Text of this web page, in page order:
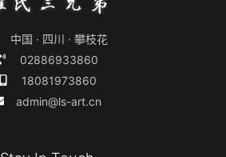
中国 · 四川 · 攀枝花
02886933860
18081973860
admin@ls-art.cn